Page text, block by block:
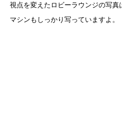
視点を変えたロビーラウンジの写
マシンもしっかり写っていますよ。